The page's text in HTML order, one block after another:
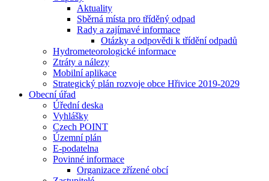
Aktuality
Sběrná místa pro tříděný odpad
Rady a zajímavé informace
Otázky a odpovědi k třídění odpadů
Hydrometeorologické informace
Ztráty a nálezy
Mobilní aplikace
Strategický plán rozvoje obce Hřivice 2019-2029
Obecní úřad
Úřední deska
Vyhlášky
Czech POINT
Územní plán
E-podatelna
Povinné informace
Organizace zřízené obcí